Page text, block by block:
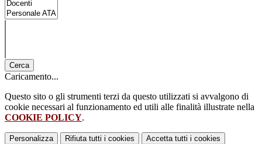
Cerca
Caricamento...
Questo sito o gli strumenti terzi da questo utilizzati si avvalgono di
cookie necessari al funzionamento ed utili alle finalità illustrate nella
COOKIE POLICY.
Personalizza Rifiuta tutti i cookies Accetta tutti i cookies